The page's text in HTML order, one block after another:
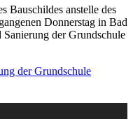
Bauschildes anstelle des
Donnerstag in Bad
der Grundschule
der Grundschule